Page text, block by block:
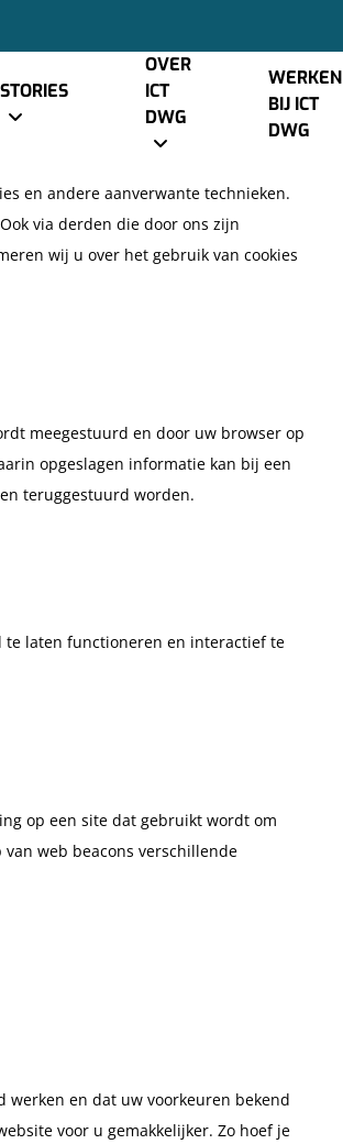
STORIES
OVER
ICT
DWG
WERKEN
BIJ ICT
DWG
van toepassing op burgers
Ruimte en Zwitserland.
en andere aanverwante technieken.
via derden die door ons zijn
wij u over het gebruik van cookies
meegestuurd en door uw browser op
opgeslagen informatie kan bij een
teruggestuurd worden.
te laten functioneren en interactief te
op een site dat gebruikt wordt om
web beacons verschillende
werken en dat uw voorkeuren bekend
voor u gemakkelijker. Zo hoef je